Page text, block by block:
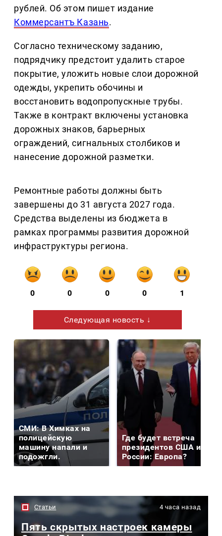
рублей. Об этом пишет издание
Коммерсантъ Казань.
Согласно техническому заданию,
подрядчику предстоит удалить старое
покрытие, уложить новые слои дорожной
одежды, укрепить обочины и
восстановить водопропускные трубы.
Также в контракт включены установка
дорожных знаков, барьерных
ограждений, сигнальных столбиков и
нанесение дорожной разметки.
Ремонтные работы должны быть
завершены до 31 августа 2027 года.
Средства выделены из бюджета в
рамках программы развития дорожной
инфраструктуры региона.
0 0 0 0 1
Следующая новость ↓
СМИ: В Химках на
полицейскую
машину напали и
подожгли.
Где будет встреча
президентов США и
России: Европа?
Статьи 4 часа назад
Пять скрытых настроек камеры